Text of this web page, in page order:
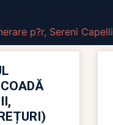
p?r, Sereni Capelli